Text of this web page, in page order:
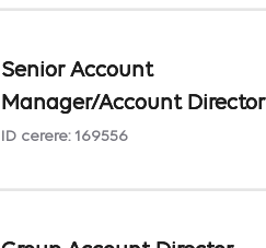
Senior Account
Manager/Account Director
ID cerere: 169556